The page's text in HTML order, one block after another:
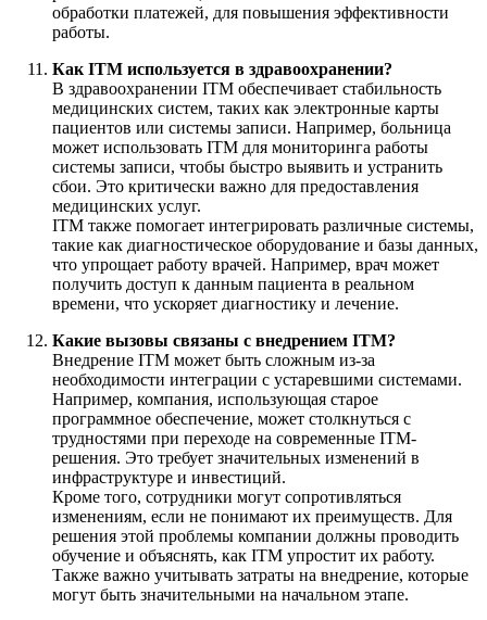
обработки платежей, для повышения эффективности
работы.
Как ITM используется в здравоохранении?
В здравоохранении ITM обеспечивает стабильность
медицинских систем, таких как электронные карты
пациентов или системы записи. Например, больница
может использовать ITM для мониторинга работы
системы записи, чтобы быстро выявить и устранить
сбои. Это критически важно для предоставления
медицинских услуг.
ITM также помогает интегрировать различные системы,
такие как диагностическое оборудование и базы данных,
что упрощает работу врачей. Например, врач может
получить доступ к данным пациента в реальном
времени, что ускоряет диагностику и лечение.
Какие вызовы связаны с внедрением ITM?
Внедрение ITM может быть сложным из-за
необходимости интеграции с устаревшими системами.
Например, компания, использующая старое
программное обеспечение, может столкнуться с
трудностями при переходе на современные ITM-
решения. Это требует значительных изменений в
инфраструктуре и инвестиций.
Кроме того, сотрудники могут сопротивляться
изменениям, если не понимают их преимуществ. Для
решения этой проблемы компании должны проводить
обучение и объяснять, как ITM упростит их работу.
Также важно учитывать затраты на внедрение, которые
могут быть значительными на начальном этапе.